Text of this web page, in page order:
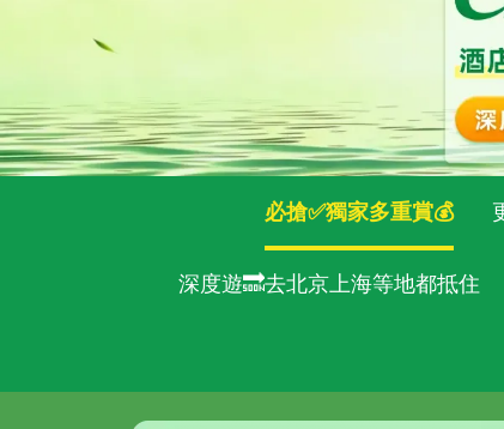
必搶✅獨家多重賞💰
深度遊🔜去北京上海等地都抵住